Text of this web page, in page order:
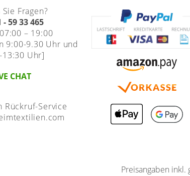
Fragen?
- 59 33 465
– 19:00
9:00-9.30 Uhr und
13:30 Uhr]
CHAT
Rückruf-Service
Preisangaben inkl.